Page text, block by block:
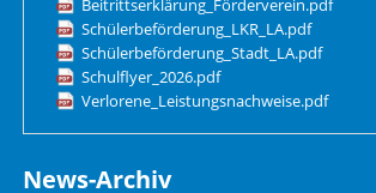
Beitrittserklärung_Förderverein.pdf
Schülerbeförderung_LKR_LA.pdf
Schülerbeförderung_Stadt_LA.pdf
Schulflyer_2026.pdf
Verlorene_Leistungsnachweise.pdf
News-Archiv